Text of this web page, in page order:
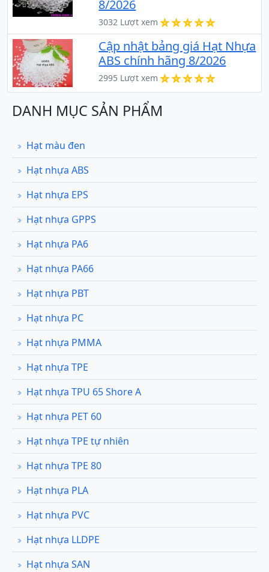
8/2026
3032 Lượt xem
Cập nhật bảng giá Hạt Nhựa
ABS chính hãng 8/2026
2995 Lượt xem
DANH MỤC SẢN PHẨM
Hạt màu đen
Hạt nhựa ABS
Hạt nhựa EPS
Hạt nhựa GPPS
Hạt nhựa PA6
Hạt nhựa PA66
Hạt nhựa PBT
Hạt nhựa PC
Hạt nhựa PMMA
Hạt nhựa TPE
Hạt nhựa TPU 65 Shore A
Hạt nhựa PET 60
Hạt nhựa TPE tự nhiên
Hạt nhựa TPE 80
Hạt nhựa PLA
Hạt nhựa PVC
Hạt nhựa LLDPE
Hạt nhựa SAN